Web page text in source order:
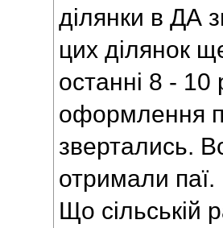
ділянки в ДА
цих ділянок
останні 8 -
оформлення
звертались.
отримали паї.
Що сільській